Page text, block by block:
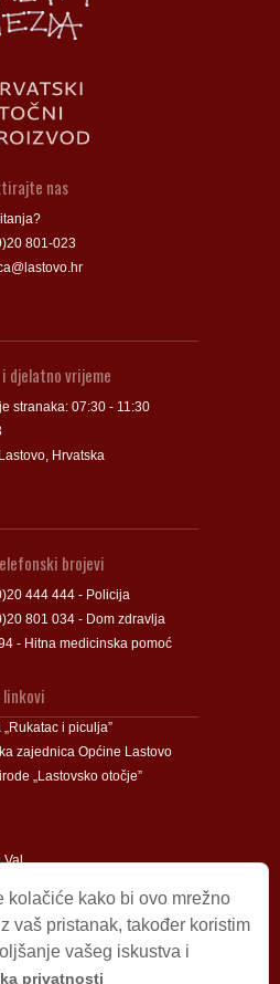
nas
801-023
djelatno vrijeme
stranaka: 07:30 - 11:30
Hrvatska
brojevi
444 444 - Policija
801 034 - Dom zdravlja
- Hitna medicinska pomoć
„Rukatac i piculja”
zajednica Općine Lastovo
„Lastovsko otočje”
Val
kolačiće kako bi ovo mrežno
vaš pristanak, također koristim
vašeg iskustva i
privatnosti